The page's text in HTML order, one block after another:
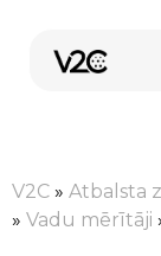
content
V2C » Atbalsta
» Vadu mērītāji